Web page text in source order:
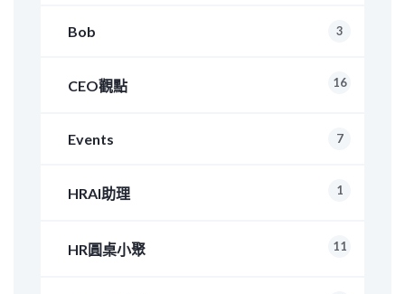
Bob 3
CEO觀點 16
Events 7
HRAI助理 1
HR圓桌小聚 11